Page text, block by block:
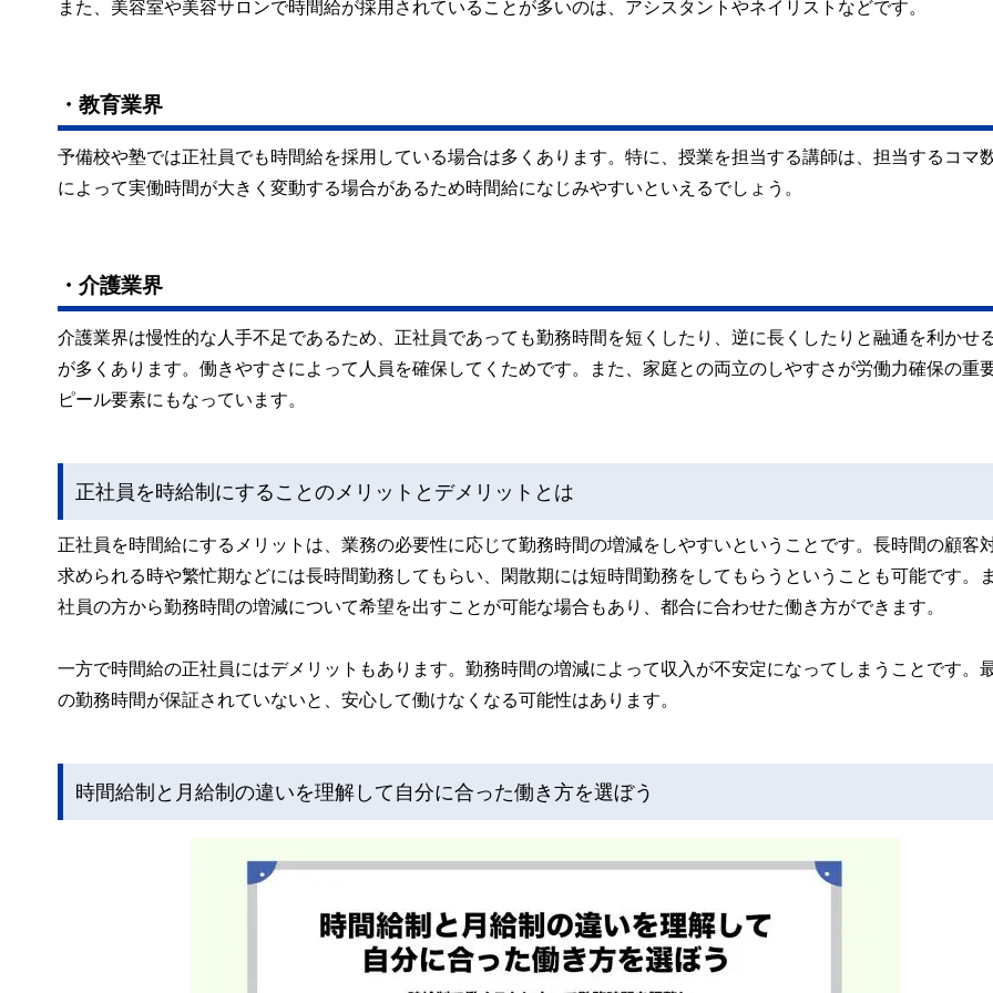
また、美容室や美容サロンで時間給が採用されていることが多いのは、アシスタントやネイリストなどです。
・教育業界
予備校や塾では正社員でも時間給を採用している場合は多くあります。特に、授業を担当する講師は、担当するコマ
によって実働時間が大きく変動する場合があるため時間給になじみやすいといえるでしょう。
・介護業界
介護業界は慢性的な人手不足であるため、正社員であっても勤務時間を短くしたり、逆に長くしたりと融通を利かせ
が多くあります。働きやすさによって人員を確保してくためです。また、家庭との両立のしやすさが労働力確保の重
ピール要素にもなっています。
正社員を時給制にすることのメリットとデメリットとは
正社員を時間給にするメリットは、業務の必要性に応じて勤務時間の増減をしやすいということです。長時間の顧客
求められる時や繁忙期などには長時間勤務してもらい、閑散期には短時間勤務をしてもらうということも可能です。ま
社員の方から勤務時間の増減について希望を出すことが可能な場合もあり、都合に合わせた働き方ができます。
一方で時間給の正社員にはデメリットもあります。勤務時間の増減によって収入が不安定になってしまうことです。
の勤務時間が保証されていないと、安心して働けなくなる可能性はあります。
時間給制と月給制の違いを理解して自分に合った働き方を選ぼう